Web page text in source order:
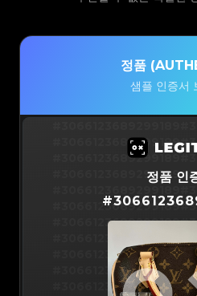
정품
샘플 인증서
#3066123689299189
#3066123689299189
#3066123689299189
#3066123689299189
#3066123689299189
#3066123689299189
#3066123689299189
#3066123689299189
정품 인
#